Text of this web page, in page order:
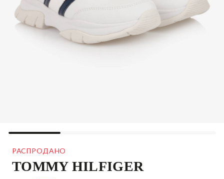
РАСПРОДАНО
TOMMY HILFIGER